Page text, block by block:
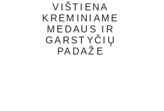
VIŠTIENA
KREMINIAME
MEDAUS IR
GARSTYČIŲ
PADAŽE